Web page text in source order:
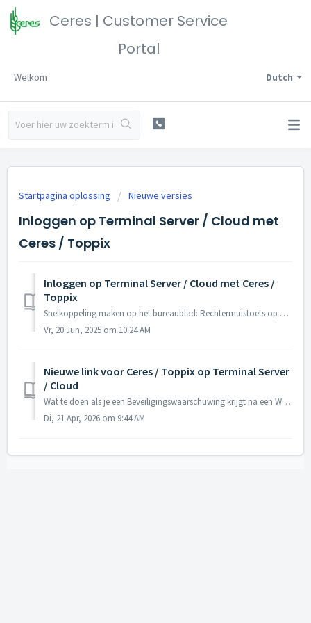
Ceres | Customer Service
Portal
Dutch
Welkom
Startpagina oplossing Nieuwe versies
Inloggen op Terminal Server / Cloud met
Ceres / Toppix
Inloggen op Terminal Server / Cloud met Ceres /
Toppix
Snelkoppeling maken op het bureaublad: Rechtermuistoets op bureaublad klikken en kiezen voor "nieuw - snelkoppeling": Nu kan je via je burea...
Vr, 20 Jun, 2025 om 10:24 AM
Nieuwe link voor Ceres / Toppix op Terminal Server
/ Cloud
Wat te doen als je een Beveiligingswaarschuwing krijgt na een Windows 10 of 11 update? Dat laten we je stap voor stap zien in onderstaande handleiding. D...
Di, 21 Apr, 2026 om 9:44 AM